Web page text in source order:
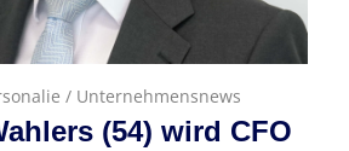
/ Unternehmensnews
(54) wird CFO